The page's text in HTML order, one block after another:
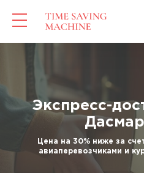
Экспресс-
Цена на 30% ниже за
авиаперевозчиками и